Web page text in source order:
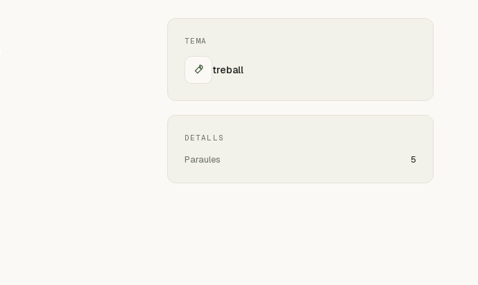
TEMA
treball
DETALLS
Paraules 5